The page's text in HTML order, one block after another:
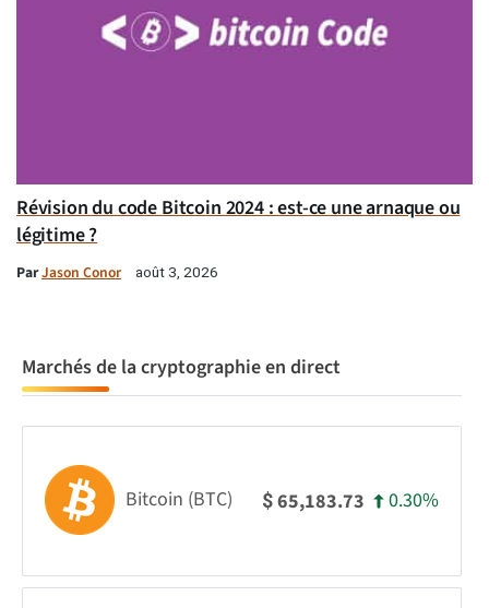
Révision du code Bitcoin 2024 : est-ce une arnaque ou
légitime ?
ParJason Conor août 3, 2026
Marchés de la cryptographie en direct
Bitcoin (BTC) $65,183.73 0.30%